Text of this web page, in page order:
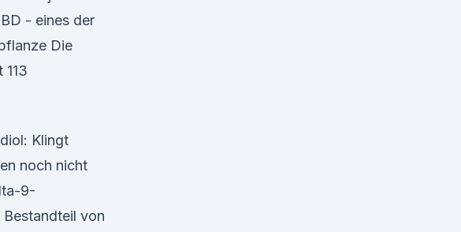
- eines der
Die
Klingt
noch nicht
9-
von